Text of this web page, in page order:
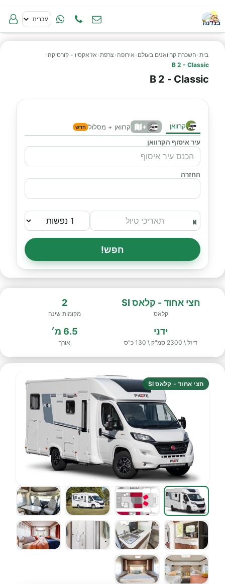
בית› השכרת קרוואנים בעולם › אירופה › צרפת› אז'אקסיו - קורסיקה ›
B 2 - Classic
B 2 - Classic
קרוואן + קרוואן + מסלול חדש
עיר איסוף הקרוואן
החזרה
חפש!
חצי אחוד - קלאס SI
קלאס
2
מקומות שינה
ידני
דיזל \ 2300 סמ"ק \ 130 כ"ס
6.5 מ׳
אורך
חצי אחוד - קלאס SI